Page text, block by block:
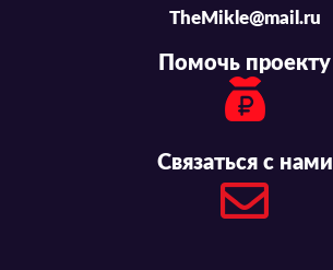
TheMikle@mail.ru
Помочь проекту
Связаться с нами